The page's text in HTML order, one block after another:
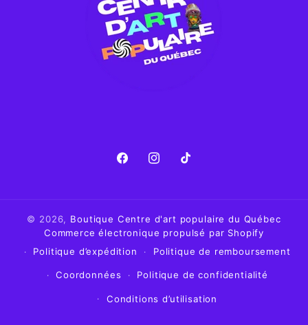
FacebookInstagram
TikTok
© 2026, Boutique Centre d'art populaire du Québec
Commerce électronique propulsé par Shopify
Politique d’expédition
Politique de remboursement
Coordonnées Politique de confidentialité
Conditions d’utilisation